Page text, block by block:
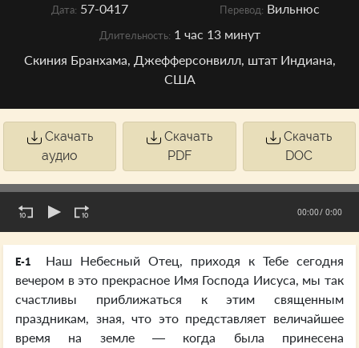
Дата: 57-0417 Перевод: Вильнюс
Длительность: 1 час 13 минут
Скиния Бранхама, Джефферсонвилл, штат Индиана,
США
Скачать
аудио
Скачать
PDF
Скачать
DOC
00:00/ 0:00
E-1
Наш Небесный Отец, приходя к Тебе сегодня
вечером в это прекрасное Имя Господа Иисуса, мы так
счастливы приближаться к этим священным
праздникам, зная, что это представляет величайшее
время на земле — когда была принесена